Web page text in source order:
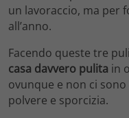
un lavoraccio, ma per
all’anno.
Facendo queste tre
casa davvero pulita in
ovunque e non ci
polvere e sporcizia.